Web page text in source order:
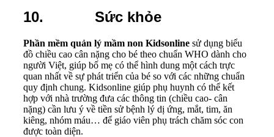
10. Sức khỏe
Phần mềm quản lý mầm non Kidsonline sử dụng biểu
đồ chiều cao cân nặng cho bé theo chuẩn WHO dành cho
người Việt, giúp bố mẹ có thể hình dung một cách trực
quan nhất về sự phát triển của bé so với các những chuẩn
quy định chung. Kidsonline giúp phụ huynh có thể kết
hợp với nhà trường đưa các thông tin (chiều cao- cân
nặng) cần lưu ý về tiền sử bệnh lý dị ứng, mắt, tim, ăn
kiêng, nhóm máu… để giáo viên phụ trách chăm sóc con
được toàn diện.